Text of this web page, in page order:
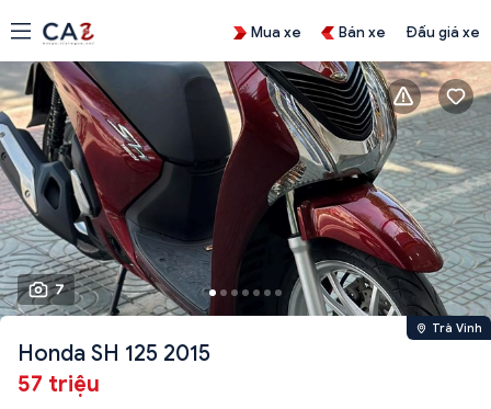
Mua xe Bán xe Đấu giá xe
7
Trà Vinh
Honda SH 125 2015
57 triệu